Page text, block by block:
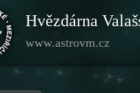
Hvězdárna
www.astrovm.cz